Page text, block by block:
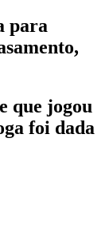
para
que jogou
foi dada